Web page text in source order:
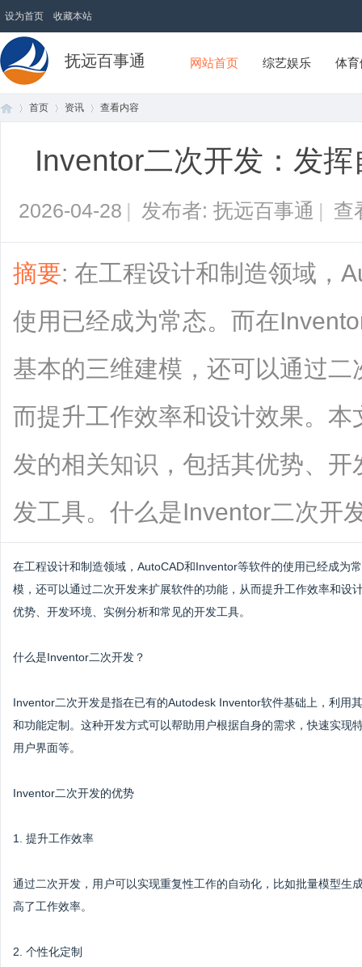
设为首页 收藏本站
抚远百事通 网站首页 综艺娱乐 体
首页 资讯 查看内容
Inventor二次开发：发
2026-04-28 | 发布者: 抚远百事通 | 查
摘要: 在工程设计和制造领域，
使用已经成为常态。而在
基本的三维建模，还可以通过
而提升工作效率和设计效果。
发的相关知识，包括其优势、
发工具。什么是Inventor二次开
在工程设计和制造领域，AutoCAD和Inventor等软件的使用已经成为
模，还可以通过二次开发来扩展软件的功能，从而提升工作效率和设
优势、开发环境、实例分析和常见的开发工具。
什么是Inventor二次开发？
Inventor二次开发是指在已有的Autodesk Inventor软件基础上，利用
和功能定制。这种开发方式可以帮助用户根据自身的需求，快速实现
用户界面等。
Inventor二次开发的优势
1. 提升工作效率
通过二次开发，用户可以实现重复性工作的自动化，比如批量模型生
高了工作效率。
2. 个性化定制